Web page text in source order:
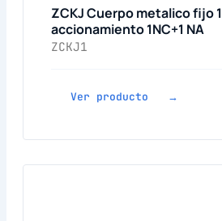
ZCKJ Cuerpo metalico fijo 1
accionamiento 1NC+1 NA
ZCKJ1
Ver producto →